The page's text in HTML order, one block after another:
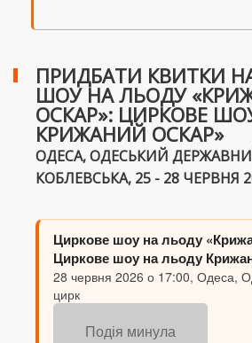
ПРИДБАТИ КВИТКИ
ШОУ НА ЛЬОДУ
ОСКАР»: ЦИРКОВЕ
КРИЖАНИЙ ОСКАР»
ОДЕСА, ОДЕСЬКИЙ
КОБЛЕВСЬКА, 25 - 28 ЧЕРВНЯ
Циркове шоу на льоду
Циркове шоу на льоду
28 червня 2026 о 17:00, Одеса,
цирк
Подія минула